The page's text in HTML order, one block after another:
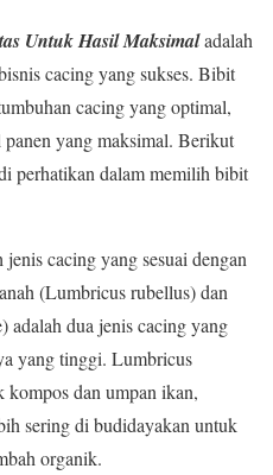
Untuk Hasil Maksimaladalah
cacing yang sukses. Bibit
cacing yang optimal,
yang maksimal. Berikut
perhatikan dalam memilih bibit
cacing yang sesuai dengan
(Lumbricus rubellus) dan
adalah dua jenis cacing yang
yang tinggi. Lumbricus
dan umpan ikan,
sering di budidayakan untuk
organik.